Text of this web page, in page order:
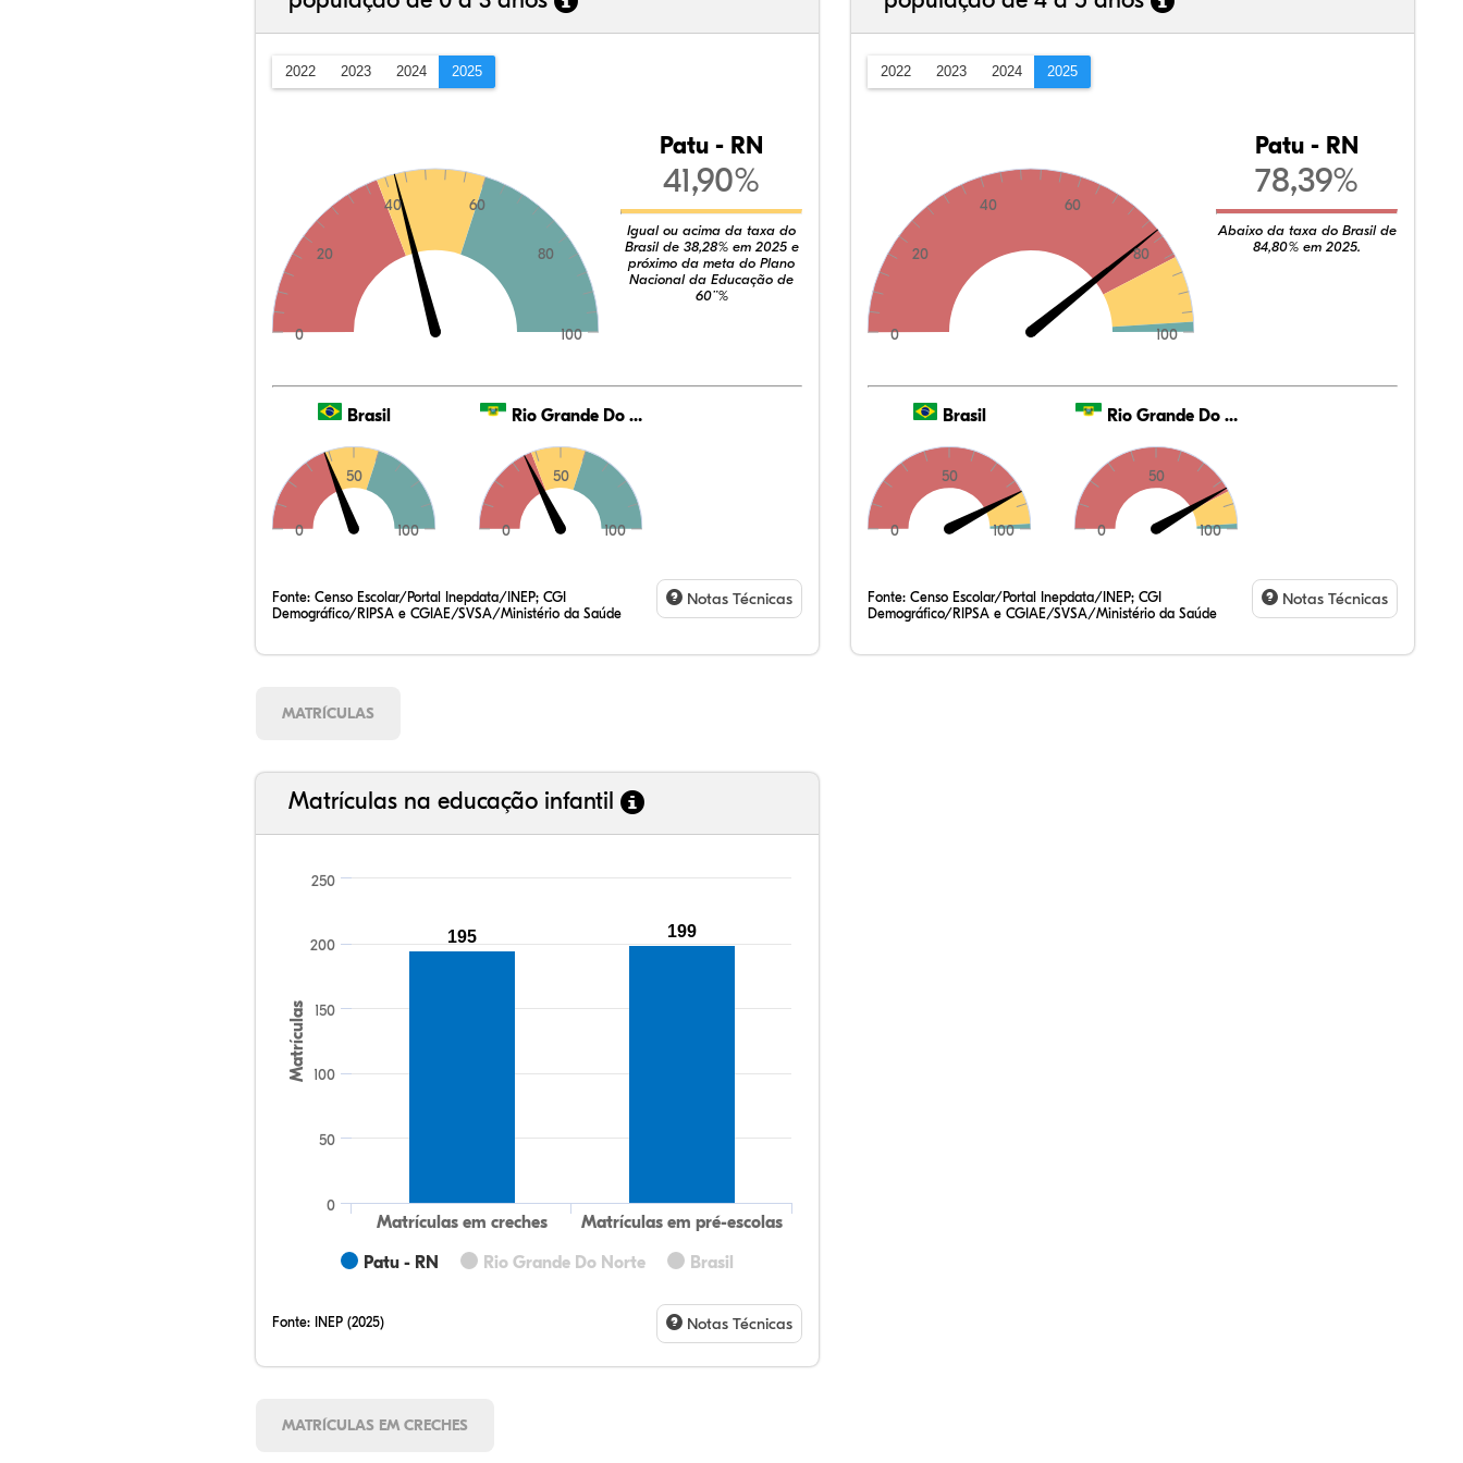
2022 2023 2024 2025
0
20
40 60
80
100
Patu - RN
41,90%
Igual ou acima da taxa do
Brasil de 38,28% em 2025 e
próximo da meta do Plano
Nacional da Educação de
60¨%
Brasil
0
50
100
Rio Grande Do Norte
0
50
100
Fonte: Censo Escolar/Portal Inepdata/INEP; CGI
Demográfico/RIPSA e CGIAE/SVSA/Ministério da Saúde
Notas Técnicas
2022 2023 2024 2025
0
20
40 60
80
100
Patu - RN
78,39%
Abaixo da taxa do Brasil de
84,80% em 2025.
Brasil
0
50
100
Rio Grande Do Norte
0
50
100
Fonte: Censo Escolar/Portal Inepdata/INEP; CGI
Demográfico/RIPSA e CGIAE/SVSA/Ministério da Saúde
Notas Técnicas
MATRÍCULAS
Matrículas na educação infantil
Matrículas
Patu - RN Rio Grande Do Norte Brasil
Matrículas em creches Matrículas em pré-escolas
0
50
100
150
200
250
195 199
Fonte: INEP (2025) Notas Técnicas
MATRÍCULAS EM CRECHES